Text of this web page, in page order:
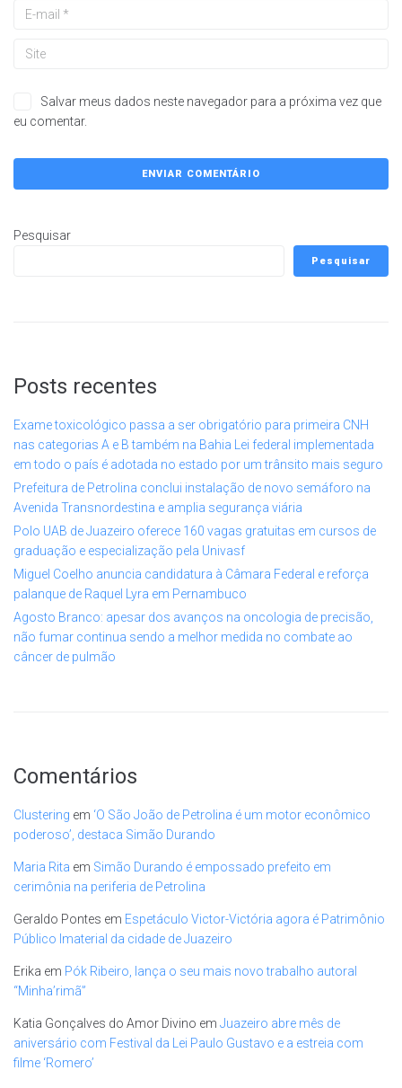
Salvar meus dados neste navegador para a próxima vez que
eu comentar.
Pesquisar
Pesquisar
Posts recentes
Exame toxicológico passa a ser obrigatório para primeira CNH
nas categorias A e B também na Bahia Lei federal implementada
em todo o país é adotada no estado por um trânsito mais seguro
Prefeitura de Petrolina conclui instalação de novo semáforo na
Avenida Transnordestina e amplia segurança viária
Polo UAB de Juazeiro oferece 160 vagas gratuitas em cursos de
graduação e especialização pela Univasf
Miguel Coelho anuncia candidatura à Câmara Federal e reforça
palanque de Raquel Lyra em Pernambuco
Agosto Branco: apesar dos avanços na oncologia de precisão,
não fumar continua sendo a melhor medida no combate ao
câncer de pulmão
Comentários
Clustering em ‘O São João de Petrolina é um motor econômico
poderoso’, destaca Simão Durando
Maria Rita em Simão Durando é empossado prefeito em
cerimônia na periferia de Petrolina
Geraldo Pontes em Espetáculo Victor-Victória agora é Patrimônio
Público Imaterial da cidade de Juazeiro
Erika em Pók Ribeiro, lança o seu mais novo trabalho autoral
“Minha’rimã”
Katia Gonçalves do Amor Divino em Juazeiro abre mês de
aniversário com Festival da Lei Paulo Gustavo e a estreia com
filme ‘Romero’